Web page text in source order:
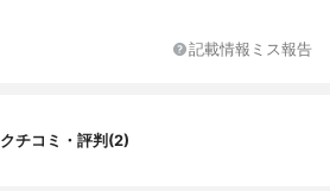
合成香料不使用、合成着色料不使用、アレ
ルギーテスト済み
記載情報ミス報告
クチコミ・評判(2)